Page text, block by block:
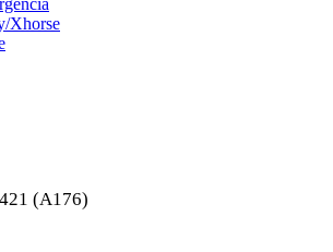
Xhorse
(A176)